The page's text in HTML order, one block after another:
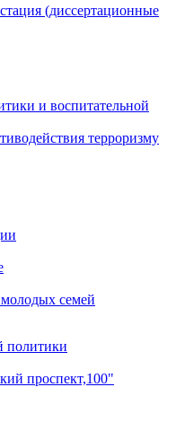
(диссертационные
и воспитательной
терроризму
семей
политики
проспект,100"